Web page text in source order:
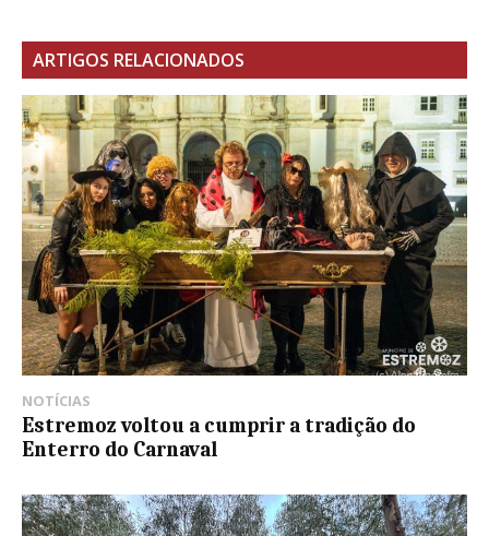
ARTIGOS RELACIONADOS
NOTÍCIAS
Estremoz voltou a cumprir a tradição do
Enterro do Carnaval